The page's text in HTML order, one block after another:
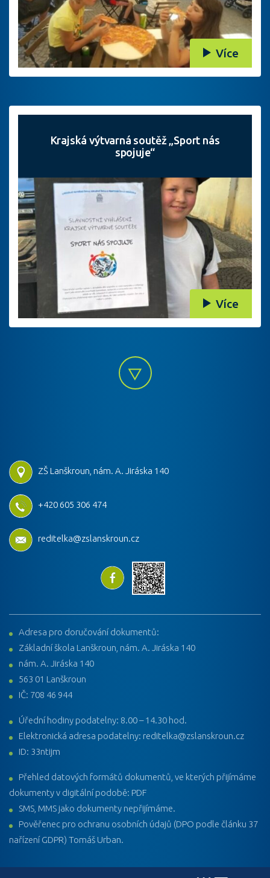
Více
Krajská výtvarná soutěž „Sport nás
spojuje“
Více
ZŠ Lanškroun, nám. A. Jiráska 140
+420 605 306 474
reditelka@zslanskroun.cz
Adresa pro doručování dokumentů:
Základní škola Lanškroun, nám. A. Jiráska 140
nám. A. Jiráska 140
563 01 Lanškroun
IČ: 708 46 944
Úřední hodiny podatelny: 8.00 – 14.30 hod.
Elektronická adresa podatelny: reditelka@zslanskroun.cz
ID: 33ntijm
Přehled datových formátů dokumentů, ve kterých přijímáme
dokumenty v digitální podobě: PDF
SMS, MMS jako dokumenty nepřijímáme.
Pověřenec pro ochranu osobních údajů (DPO podle článku 37
nařízení GDPR) Tomáš Urban.